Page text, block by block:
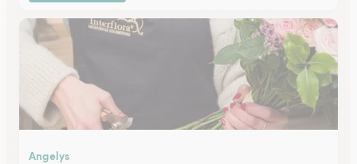
Angelys